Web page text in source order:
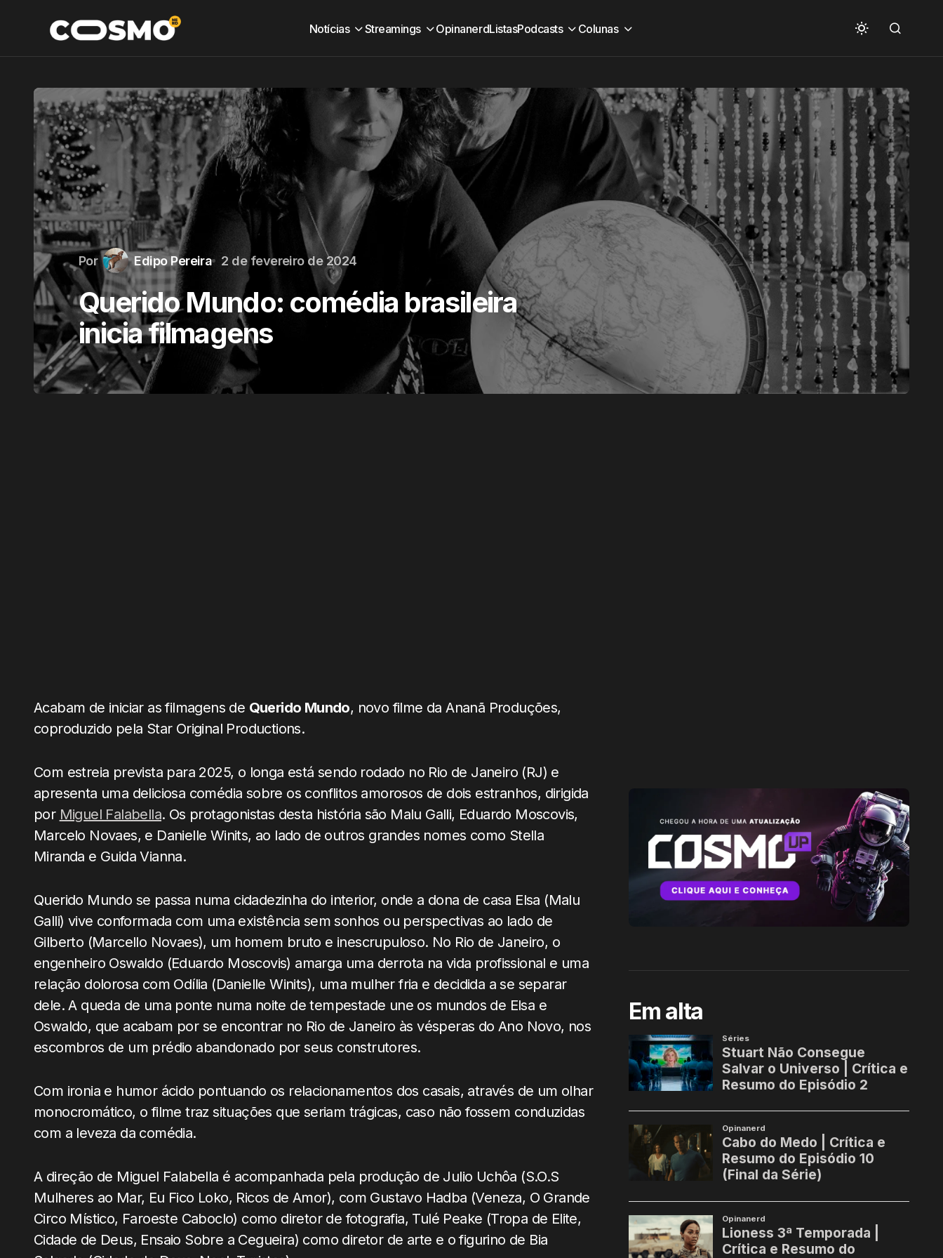
Notícias Streamings OpinanerdListasPodcasts Colunas
Por Edipo Pereira 2 de fevereiro de 2024
Querido Mundo: comédia brasileira
inicia filmagens
Acabam de iniciar as filmagens de Querido Mundo, novo filme da Ananã Produções,
coproduzido pela Star Original Productions.
Com estreia prevista para 2025, o longa está sendo rodado no Rio de Janeiro (RJ) e
apresenta uma deliciosa comédia sobre os conflitos amorosos de dois estranhos, dirigida
por Miguel Falabella. Os protagonistas desta história são Malu Galli, Eduardo Moscovis,
Marcelo Novaes, e Danielle Winits, ao lado de outros grandes nomes como Stella
Miranda e Guida Vianna.
Querido Mundo se passa numa cidadezinha do interior, onde a dona de casa Elsa (Malu
Galli) vive conformada com uma existência sem sonhos ou perspectivas ao lado de
Gilberto (Marcello Novaes), um homem bruto e inescrupuloso. No Rio de Janeiro, o
engenheiro Oswaldo (Eduardo Moscovis) amarga uma derrota na vida profissional e uma
relação dolorosa com Odília (Danielle Winits), uma mulher fria e decidida a se separar
dele. A queda de uma ponte numa noite de tempestade une os mundos de Elsa e
Oswaldo, que acabam por se encontrar no Rio de Janeiro às vésperas do Ano Novo, nos
escombros de um prédio abandonado por seus construtores.
Com ironia e humor ácido pontuando os relacionamentos dos casais, através de um olhar
monocromático, o filme traz situações que seriam trágicas, caso não fossem conduzidas
com a leveza da comédia.
A direção de Miguel Falabella é acompanhada pela produção de Julio Uchôa (S.O.S
Mulheres ao Mar, Eu Fico Loko, Ricos de Amor), com Gustavo Hadba (Veneza, O Grande
Circo Místico, Faroeste Caboclo) como diretor de fotografia, Tulé Peake (Tropa de Elite,
Cidade de Deus, Ensaio Sobre a Cegueira) como diretor de arte e o figurino de Bia
Em alta